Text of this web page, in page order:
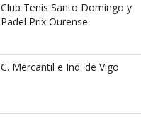
Club Tenis Santo Domingo y
Padel Prix Ourense
C. Mercantil e Ind. de Vigo